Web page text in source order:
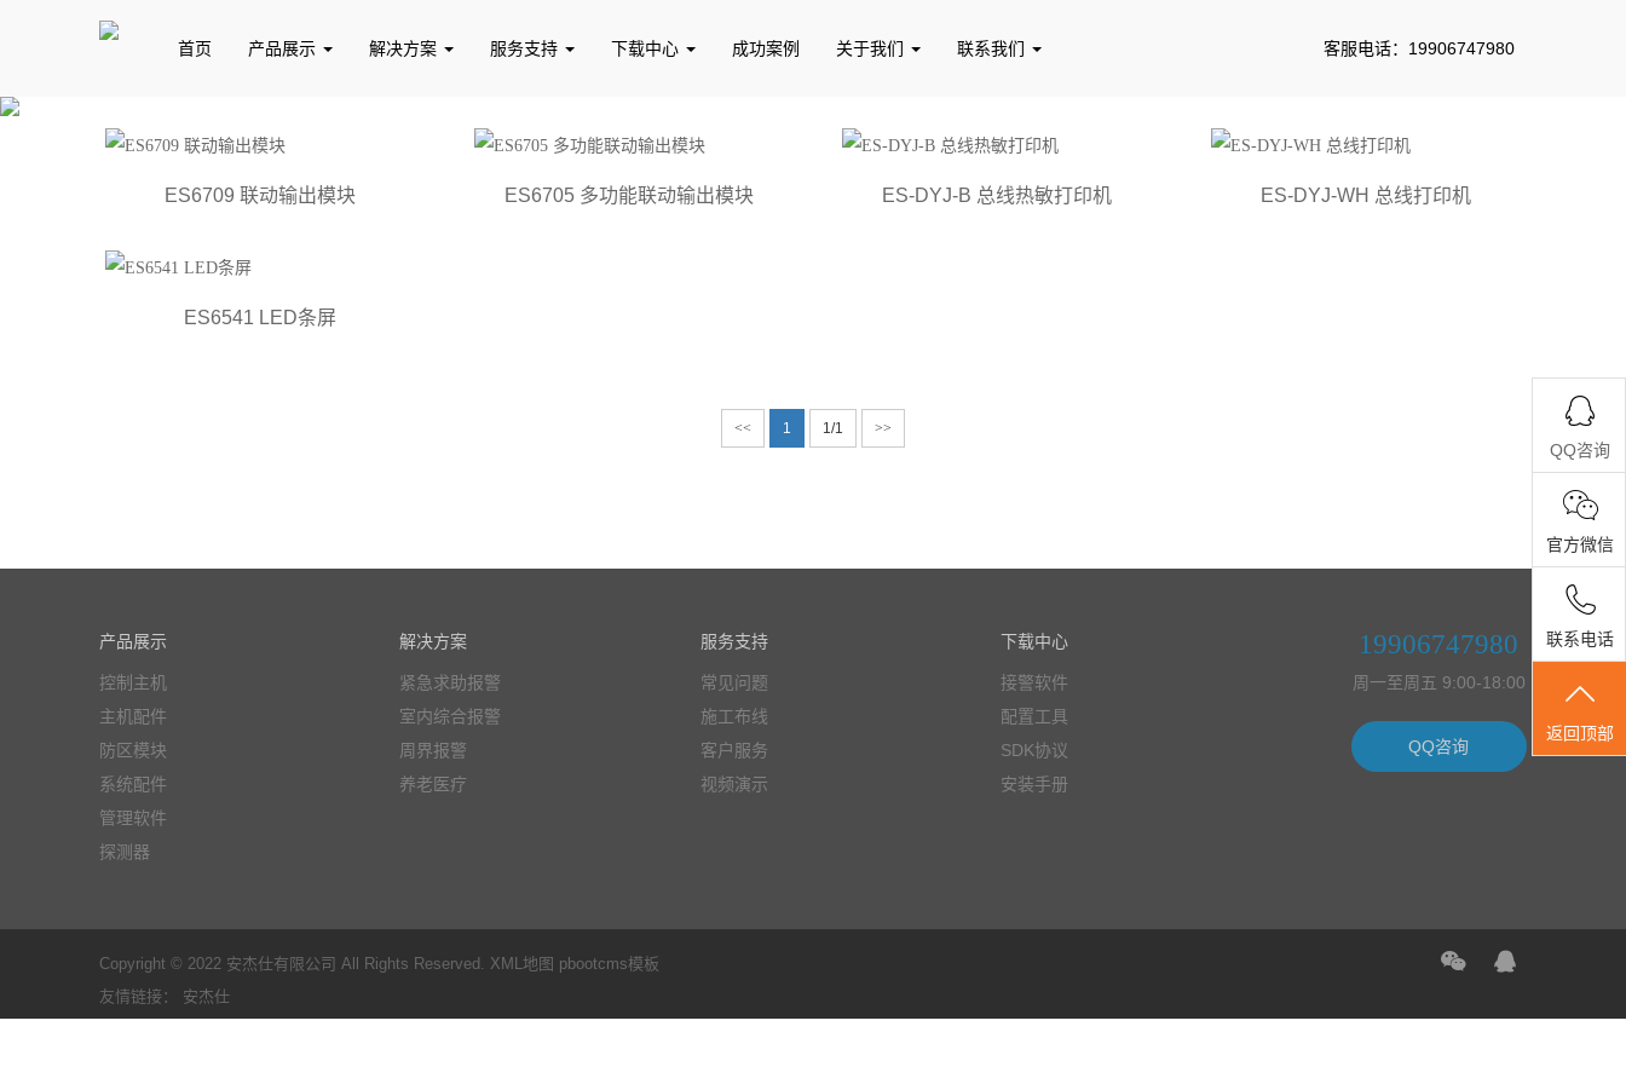
客服电话：19906747980
首页 产品展示 解决方案 服务支持 下载中心 成功案例 关于我们 联系我们
ES6709 联动输出模块 ES6705 多功能联动输出模块 ES-DYJ-B 总线热敏打印机 ES-DYJ-WH 总线打印机
ES6541 LED条屏
<< 1 1/1 >>
产品展示
控制主机
主机配件
防区模块
系统配件
管理软件
探测器
解决方案
紧急求助报警
室内综合报警
周界报警
养老医疗
服务支持
常见问题
施工布线
客户服务
视频演示
下载中心
接警软件
配置工具
SDK协议
安装手册
19906747980
周一至周五 9:00-18:00
QQ咨询
Copyright © 2022 安杰仕有限公司 All Rights Reserved. XML地图 pbootcms模板
友情链接： 安杰仕
QQ咨询
官方微信
联系电话
返回顶部